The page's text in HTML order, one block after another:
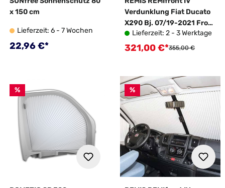
x 150 cm
Lieferzeit: 6 - 7 Wochen
Regulärer Preis:
22,96 €*
Verdunklung Fiat Ducato
X290 Bj. 07/19-2021 Front
mit Sensorpaket 2
Lieferzeit: 2 - 3 Werktage
Verkaufspreis:
321,00 €*Regulärer Preis:
355,00 €
% %